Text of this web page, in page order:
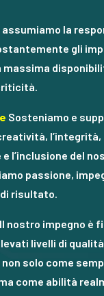
assumiamo la
gli
massima
Sosteniamo e
l’inclusione del
passione,
risultato.
Il nostro impegno è
livelli di
solo come
come abilità